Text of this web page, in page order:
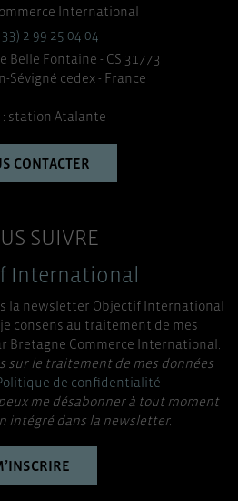
International
2 99 25 04 04
Belle Fontaine - CS 31773
Sévigné cedex - France
: station Atalante
CONTACTER
SUIVRE
International
la newsletter Objectif International
consens au traitement de mes
Bretagne Commerce International.
sur le traitement de mes données
de confidentialité
me désabonner à tout moment
intégré dans la newsletter.